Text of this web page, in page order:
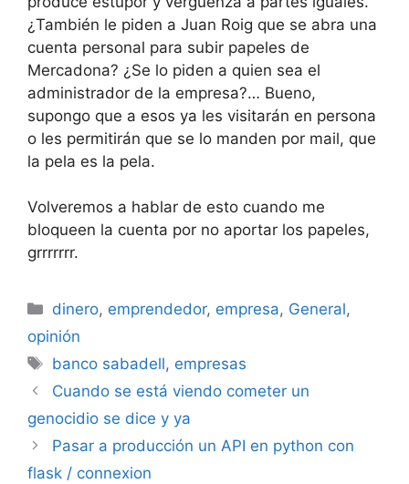
¿También le piden a Juan Roig que se abra una
cuenta personal para subir papeles de
Mercadona? ¿Se lo piden a quien sea el
administrador de la empresa?… Bueno,
supongo que a esos ya les visitarán en persona
o les permitirán que se lo manden por mail, que
la pela es la pela.
Volveremos a hablar de esto cuando me
bloqueen la cuenta por no aportar los papeles,
grrrrrrr.
Categorías
dinero, emprendedor, empresa, General,
opinión
Etiquetas
banco sabadell, empresas
Cuando se está viendo cometer un
genocidio se dice y ya
Pasar a producción un API en python con
flask / connexion